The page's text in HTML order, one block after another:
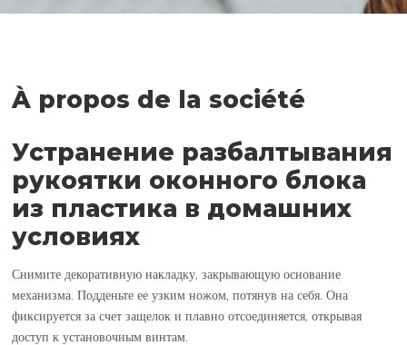
À propos de la société
Устранение разбалтывания
рукоятки оконного блока
из пластика в домашних
условиях
Снимите декоративную накладку, закрывающую основание
механизма. Подденьте ее узким ножом, потянув на себя. Она
фиксируется за счет защелок и плавно отсоединяется, открывая
доступ к установочным винтам.